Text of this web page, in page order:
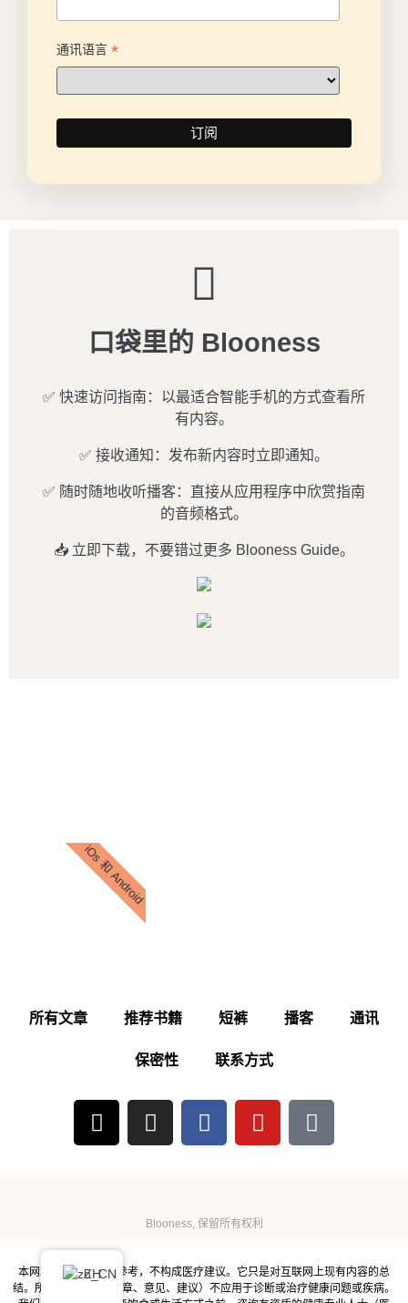
通讯语言 *
口袋里的 Blooness
✅ 快速访问指南：以最适合智能手机的方式查看所
有内容。
✅ 接收通知：发布新内容时立即通知。
✅ 随时随地收听播客：直接从应用程序中欣赏指南
的音频格式。
📥 立即下载，不要错过更多 Blooness Guide。
iOs 和 Android
所有文章 推荐书籍 短裤 播客 通讯
保密性 联系方式
Blooness, 保留所有权利
本网站所含信息仅供参考，不构成医疗建议。它只是对互联网上现有内容的总
结。所提供的内容（文章、意见、建议）不应用于诊断或治疗健康问题或疾病。
ZH